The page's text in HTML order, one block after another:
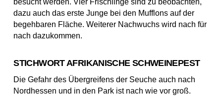
besucht werden. Vier Frischlinge sind zu beobachten,
dazu auch das erste Junge bei den Mufflons auf der
begehbaren Fläche. Weiterer Nachwuchs wird nach für
nach dazukommen.
STICHWORT AFRIKANISCHE SCHWEINEPEST
Die Gefahr des Übergreifens der Seuche auch nach
Nordhessen und in den Park ist nach wie vor groß.